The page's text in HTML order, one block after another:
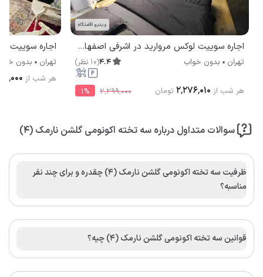
ویدیو اقامتگاه
اجاره سوییت لوکس مروارید در اشرفی اصفهانی تهران
تهران بدون خواب 4.4
(
10 نظر)
۲٬۲۹۹٬۰۰۰ 1% هر شب از ۲٬۲۷۶٬۰۱۰ تومان
اجاره سوییت
تهران
بدون
هر شب از
سوالات متداول درباره سه تخته اکونومی گلشن نارمک (4)
ظرفیت سه تخته اکونومی گلشن نارمک (4) چقدره و برای چند نفر
مناسبه؟
قوانین سه تخته اکونومی گلشن نارمک (4) چیه؟